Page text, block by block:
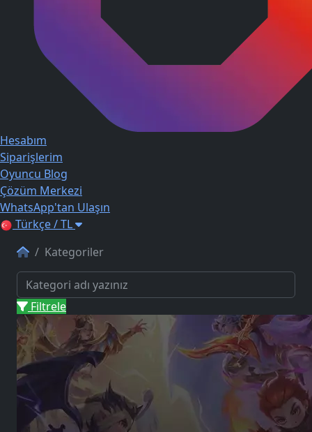
Hesabım
Siparişlerim
Oyuncu Blog
Çözüm Merkezi
WhatsApp'tan Ulaşın
Türkçe / TL
Kategoriler
Filtrele